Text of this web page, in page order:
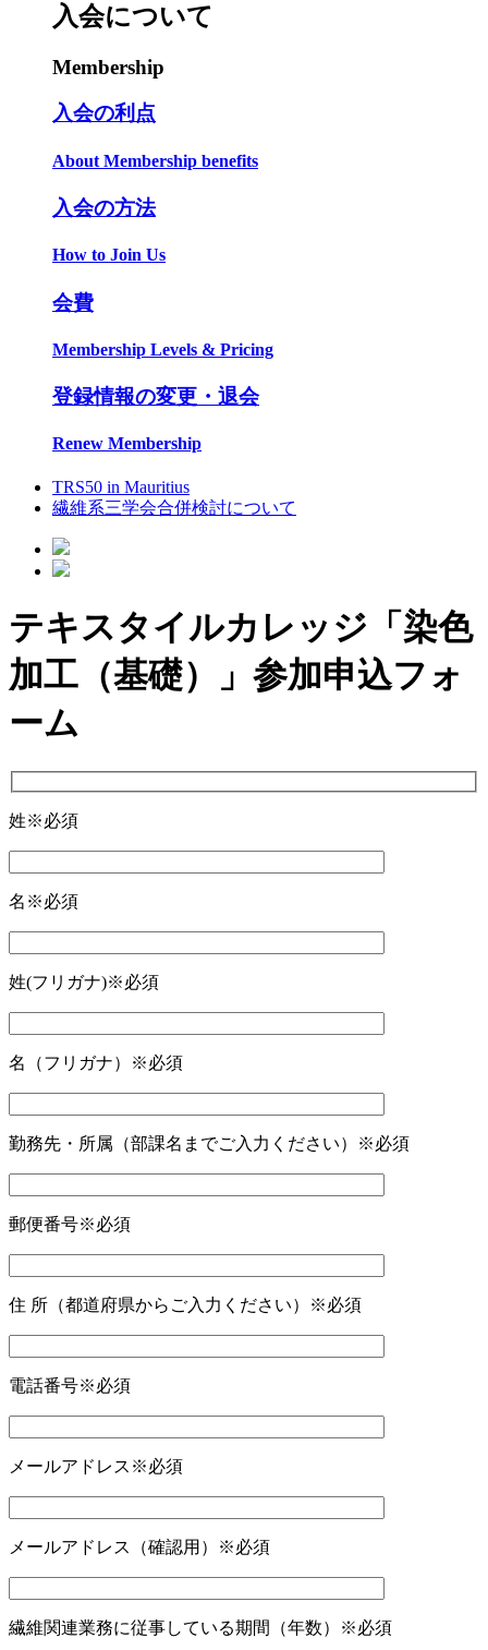
入会について
Membership
入会の利点
About Membership benefits
入会の方法
How to Join Us
会費
Membership Levels & Pricing
登録情報の変更・退会
Renew Membership
TRS50 in Mauritius
繊維系三学会合併検討について
テキスタイルカレッジ「染色
加工（基礎）」参加申込フォ
ーム
姓※必須
名 ※必須
姓(フリガナ)※必須
名（フリガナ） ※必須
勤務先・所属（部課名までご入力ください） ※必須
郵便番号※必須
住 所（都道府県からご入力ください） ※必須
電話番号※必須
メールアドレス ※必須
メールアドレス（確認用） ※必須
繊維関連業務に従事している期間（年数） ※必須